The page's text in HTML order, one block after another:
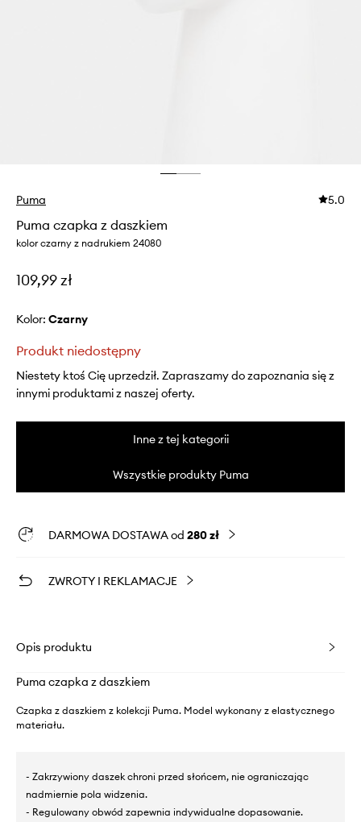
Puma 5.0
Puma czapka z daszkiem
kolor czarny z nadrukiem 24080
109,99 zł
Kolor: czarny
Produkt niedostępny
Niestety ktoś Cię uprzedził. Zapraszamy do zapoznania się z
innymi produktami z naszej oferty.
Inne z tej kategorii
Wszystkie produkty Puma
DARMOWA DOSTAWA od 280 zł
ZWROTY I REKLAMACJE
Opis produktu
Puma czapka z daszkiem
Czapka z daszkiem z kolekcji Puma. Model wykonany z elastycznego
materiału.
- Zakrzywiony daszek chroni przed słońcem, nie ograniczając
nadmiernie pola widzenia.
- Regulowany obwód zapewnia indywidualne dopasowanie.